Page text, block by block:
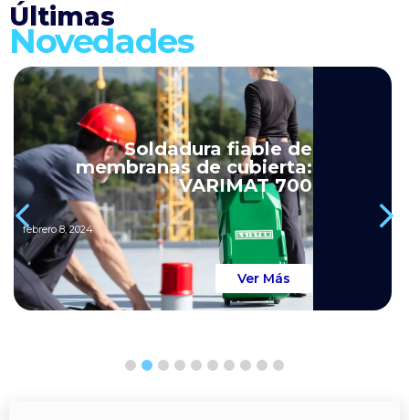
Últimas
Novedades
Soldadura fiable de
membranas de cubierta:
VARIMAT 700
febrero 8, 2024
Ver Más
4 5 6 7 8 9 10